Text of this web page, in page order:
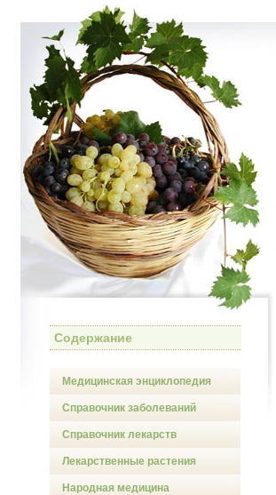
Содержание
Медицинская энциклопедия
Справочник заболеваний
Справочник лекарств
Лекарственные растения
Народная медицина